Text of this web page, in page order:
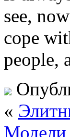
see,
cope
people,
«
Модели